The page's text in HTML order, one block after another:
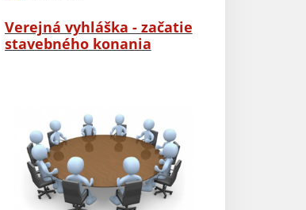
Verejná vyhláška - začatie
stavebného konania